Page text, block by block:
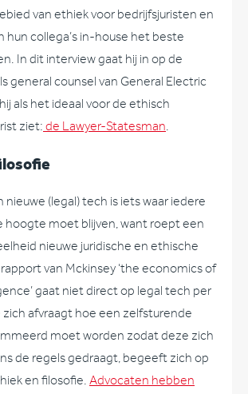
van ethiek voor bedrijfsjuristen en
hun collega’s in-house het beste
In dit interview gaat hij in op de
general counsel van General Electric
als het ideaal voor de ethisch
ziet: de Lawyer-Statesman.
nieuwe (legal) tech is iets waar iedere
hoogte moet blijven, want roept een
nieuwe juridische en ethische
van Mckinsey ‘the economics of
gaat niet direct op legal tech per
zich afvraagt hoe een zelfsturende
moet worden zodat deze zich
de regels gedraagt, begeeft zich op
en filosofie. Advocaten hebben